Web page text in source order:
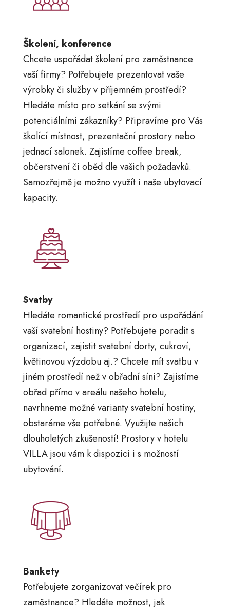
Školení, konference
Chcete uspořádat školení pro zaměstnance
vaší firmy? Potřebujete prezentovat vaše
výrobky či služby v příjemném prostředí?
Hledáte místo pro setkání se svými
potenciálními zákazníky? Připravíme pro Vás
školící místnost, prezentační prostory nebo
jednací salonek. Zajistíme coffee break,
občerstvení či oběd dle vašich požadavků.
Samozřejmě je možno využít i naše ubytovací
kapacity.
Svatby
Hledáte romantické prostředí pro uspořádání
vaší svatební hostiny? Potřebujete poradit s
organizací, zajistit svatební dorty, cukroví,
květinovou výzdobu aj.? Chcete mít svatbu v
jiném prostředí než v obřadní síni? Zajistíme
obřad přímo v areálu našeho hotelu,
navrhneme možné varianty svatební hostiny,
obstaráme vše potřebné. Využijte našich
dlouholetých zkušeností! Prostory v hotelu
VILLA jsou vám k dispozici i s možností
ubytování.
Bankety
Potřebujete zorganizovat večírek pro
zaměstnance? Hledáte možnost, jak